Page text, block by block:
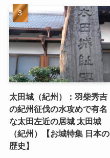
太田城（紀州）：羽柴秀吉
の紀州征伐の水攻めで有名
な太田左近の居城 太田城
（紀州）【お城特集 日本の
歴史】